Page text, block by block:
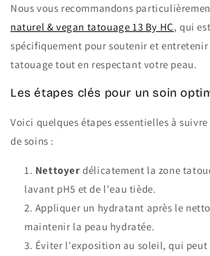
Nous vous recommandons
naturel & vegan tatouage 13 By HC, qui
spécifiquement pour soutenir et entretenir
tatouage tout en respectant votre peau.
Les étapes clés pour un soin
Voici quelques étapes essentielles à
de soins :
Nettoyer délicatement la zone
lavant pH5 et de l'eau tiède.
Appliquer un hydratant après le
maintenir la peau hydratée.
Éviter l'exposition au soleil, qui peut